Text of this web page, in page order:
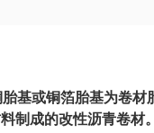
或铜箔胎基为卷材
制成的改性沥青卷材。